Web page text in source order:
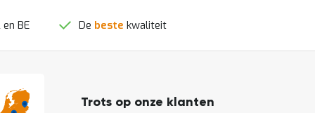
BE De beste kwaliteit
Trots op onze klanten